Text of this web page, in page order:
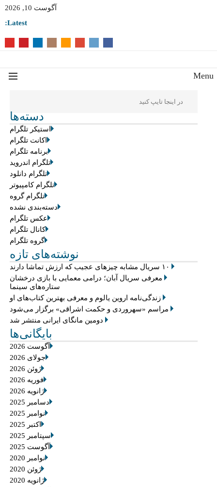
آگوست 10, 2026
Latest:
دسته‌ها
استیکر تلگرام
اکانت تلگرام
برنامه تلگرام
تلگرام اندروید
تلگرام دانلود
تلگرام کامپیوتر
تلگرام گروه
دسته‌بندی نشده
عکس تلگرام
کانال تلگرام
گروه تلگرام
نوشته‌های تازه
۱۰ سریال مشابه چیزهای عجیب که ارزش تماشا دارند
معرفی سریال آبان؛ درامی معمایی با بازی درخشان
ستاره‌های سینما
زندگی‌نامه اروین یالوم و معرفی بهترین کتاب‌های او
مراسم «سهروردی و حکمت اشراقی» برگزار می‌شود
دومین مانگای ایرانی منتشر شد
بایگانی‌ها
آگوست 2026
جولای 2026
ژوئن 2026
فوریه 2026
ژانویه 2026
دسامبر 2025
نوامبر 2025
اکتبر 2025
سپتامبر 2025
آگوست 2025
نوامبر 2020
ژوئن 2020
ژانویه 2020